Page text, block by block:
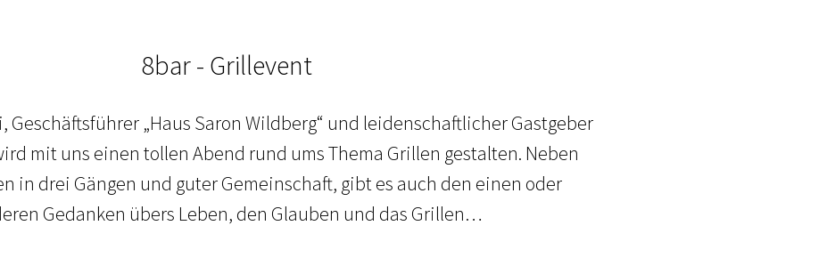
8bar - Grillevent
Geschäftsführer „Haus Saron Wildberg“ und leidenschaftlicher Gastgeber
mit uns einen tollen Abend rund ums Thema Grillen gestalten. Neben
in drei Gängen und guter Gemeinschaft, gibt es auch den einen oder
Gedanken übers Leben, den Glauben und das Grillen…